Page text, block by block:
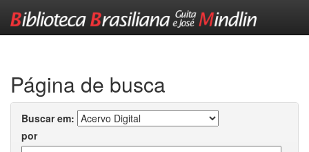
Página de busca
Buscar em:
por